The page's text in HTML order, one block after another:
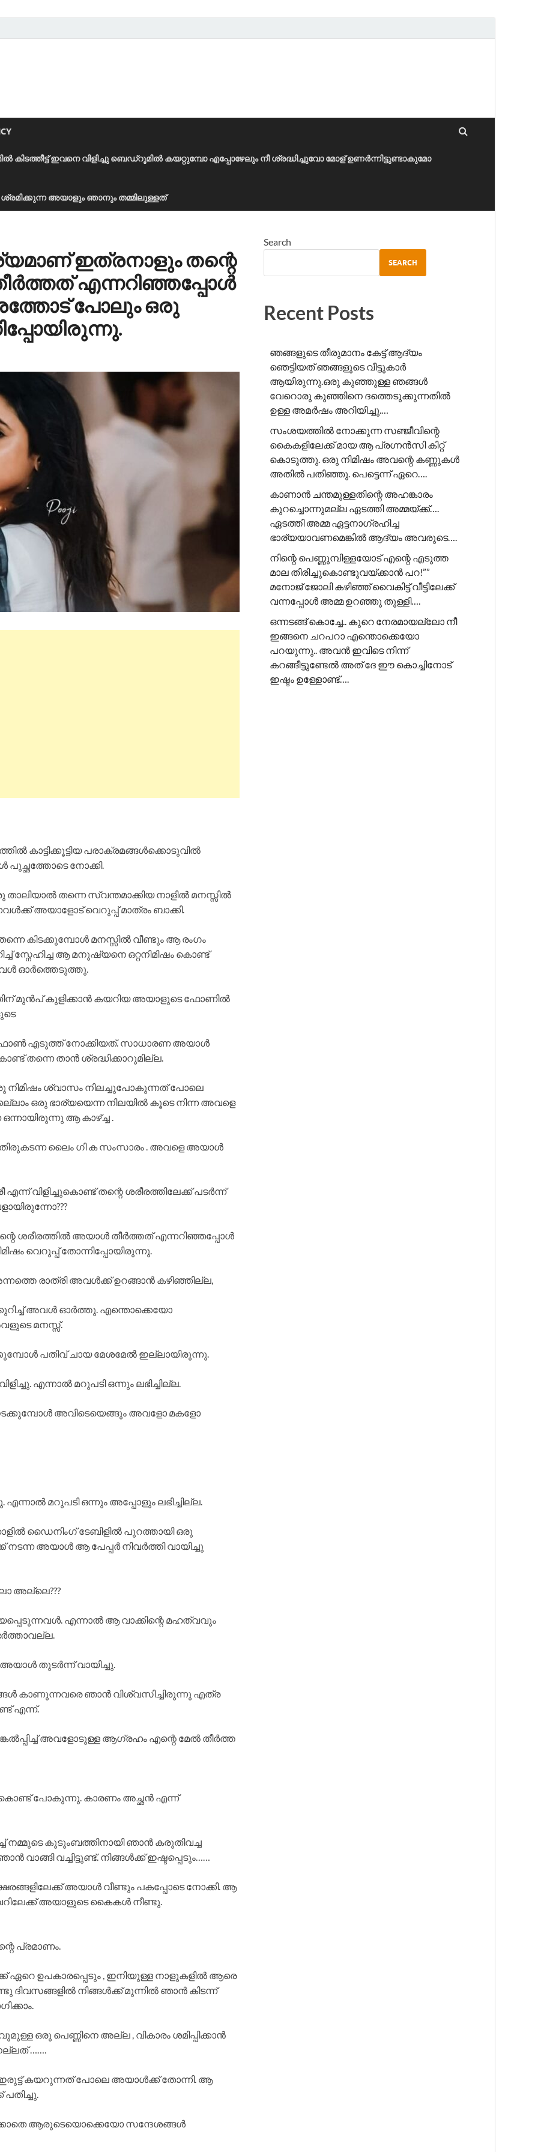
കിടത്തീട്ട് ഇവനെ വിളിച്ചു ബെഡ്‌റൂമിൽ കയറ്റുമ്പോ എപ്പോഴേലും നീ ശ്രദ്ധിച്ചുവോ മോള് ഉണർന്നിട്ടുണ്ടാകുമോ
ശ്രമിക്കുന്ന അയാളും ഞാനും തമ്മിലുള്ളത്
ഇത്രനാളും തന്റെ
എന്നറിഞ്ഞപ്പോൾ
പോലും ഒരു
കാട്ടിക്കൂട്ടിയ പരാക്രമങ്ങൾക്കൊടുവിൽ
പുച്ഛത്തോടെ നോക്കി.
തന്നെ സ്വന്തമാക്കിയ നാളിൽ മനസ്സിൽ
അയാളോട് വെറുപ്പ് മാത്രം ബാക്കി.
കിടക്കുമ്പോൾ മനസ്സിൽ വീണ്ടും ആ രംഗം
സ്നേഹിച്ച ആ മനുഷ്യനെ ഒറ്റനിമിഷം കൊണ്ട്
ഓർത്തെടുത്തു.
മുൻപ് കുളിക്കാൻ കയറിയ അയാളുടെ ഫോണിൽ
ഫോൺ എടുത്ത് നോക്കിയത്. സാധാരണ അയാൾ
തന്നെ താൻ ശ്രദ്ധിക്കാറുമില്ല.
നിമിഷം ശ്വാസം നിലച്ചുപോകുന്നത് പോലെ
ഒരു ഭാര്യയെന്ന നിലയിൽ കൂടെ നിന്ന അവളെ
ആ കാഴ്ച്ച .
ലൈം ഗി ക സംസാരം . അവളെ അയാൾ
വിളിച്ചുകൊണ്ട് തന്റെ ശരീരത്തിലേക്ക് പടർന്ന്
ശരീരത്തിൽ അയാൾ തീർത്തത് എന്നറിഞ്ഞപ്പോൾ
വെറുപ്പ് തോന്നിപ്പോയിരുന്നു.
രാത്രി അവൾക്ക് ഉറങ്ങാൻ കഴിഞ്ഞില്ല,
അവൾ ഓർത്തു. എന്തൊക്കെയോ
മനസ്സ്.
പതിവ് ചായ മേശമേൽ ഇല്ലായിരുന്നു.
എന്നാൽ മറുപടി ഒന്നും ലഭിച്ചില്ല.
അവിടെയെങ്ങും അവളോ മകളോ
എന്നാൽ മറുപടി ഒന്നും അപ്പോളും ലഭിച്ചില്ല.
ഡൈനിംഗ് ടേബിളിൽ പുറത്തായി ഒരു
നടന്ന അയാൾ ആ പേപ്പർ നിവർത്തി വായിച്ചു
അല്ലെ???
എന്നാൽ ആ വാക്കിന്റെ മഹത്വവും
തുടർന്ന് വായിച്ചു.
കാണുന്നവരെ ഞാൻ വിശ്വസിച്ചിരുന്നു എത്ര
എന്ന്.
അവളോടുള്ള ആഗ്രഹം എന്റെ മേൽ തീർത്ത
പോകുന്നു. കാരണം അച്ഛൻ എന്ന്
നമ്മുടെ കുടുംബത്തിനായി ഞാൻ കരുതിവച്ച
വാങ്ങി വച്ചിട്ടുണ്ട്. നിങ്ങൾക്ക് ഇഷ്ടപ്പെടും……
അയാൾ വീണ്ടും പകപ്പോടെ നോക്കി. ആ
അയാളുടെ കൈകൾ നീണ്ടു.
പ്രമാണം.
ഏറെ ഉപകാരപ്പെടും , ഇനിയുള്ള നാളുകളിൽ ആരെ
ദിവസങ്ങളിൽ നിങ്ങൾക്ക് മുന്നിൽ ഞാൻ കിടന്ന്
ഒരു പെണ്ണിനെ അല്ല , വികാരം ശമിപ്പിക്കാൻ
…….
കയറുന്നത് പോലെ അയാൾക്ക് തോന്നി. ആ
പതിച്ചു.
ആരുടെയൊക്കെയോ സന്ദേശങ്ങൾ
Search
SEARCH
Recent Posts
ഞങ്ങളുടെ തീരുമാനം കേട്ട് ആദ്യം
ഞെട്ടിയത് ഞങ്ങളുടെ വീട്ടുകാർ
ആയിരുന്നു.ഒരു കുഞ്ഞുള്ള ഞങ്ങൾ
വേറൊരു കുഞ്ഞിനെ ദത്തെടുക്കുന്നതിൽ
ഉള്ള അമർഷം അറിയിച്ചു.…
സംശയത്തിൽ നോക്കുന്ന സഞ്ജീവിന്റെ
കൈകളിലേക്ക് മായ ആ പ്രഗ്നൻസി കിറ്റ്
കൊടുത്തു. ഒരു നിമിഷം അവന്റെ കണ്ണുകൾ
അതിൽ പതിഞ്ഞു. പെട്ടെന്ന് ഏറെ….
കാണാൻ ചന്തമുള്ളതിന്റെ അഹങ്കാരം
കുറച്ചൊന്നുമല്ല ഏടത്തി അമ്മയ്ക്ക്….
ഏടത്തി അമ്മ ഏട്ടനാഗ്രഹിച്ച
ഭാര്യയാവണമെങ്കിൽ ആദ്യം അവരുടെ….
നിന്റെ പെണ്ണുമ്പിള്ളയോട് എന്റെ എടുത്ത
മാല തിരിച്ചുകൊണ്ടുവയ്ക്കാൻ പറ!”” ​
മനോജ് ജോലി കഴിഞ്ഞ് വൈകിട്ട് വീട്ടിലേക്ക്
വന്നപ്പോൾ അമ്മ ഉറഞ്ഞു തുള്ളി….
ഒന്നടങ്ങ് കൊച്ചേ.. കുറെ നേരമായല്ലോ നീ
ഇങ്ങനെ ചറപറാ എന്തൊക്കെയോ
പറയുന്നു.. അവൻ ഇവിടെ നിന്ന്
കറങ്ങീട്ടുണ്ടേൽ അത് ദേ ഈ കൊച്ചിനോട്
ഇഷ്ടം ഉള്ളോണ്ട്….